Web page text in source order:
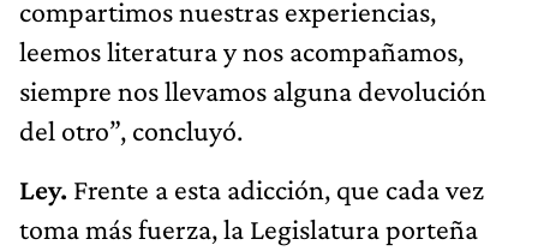
compartimos nuestras experiencias,
leemos literatura y nos acompañamos,
siempre nos llevamos alguna devolución
del otro”, concluyó.
Ley. Frente a esta adicción, que cada vez
toma más fuerza, la Legislatura porteña